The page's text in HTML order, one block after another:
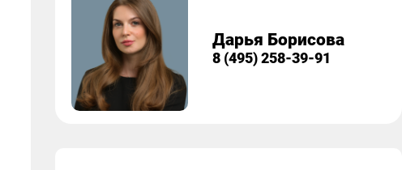
Дарья Борисова
8 (495) 258-39-91